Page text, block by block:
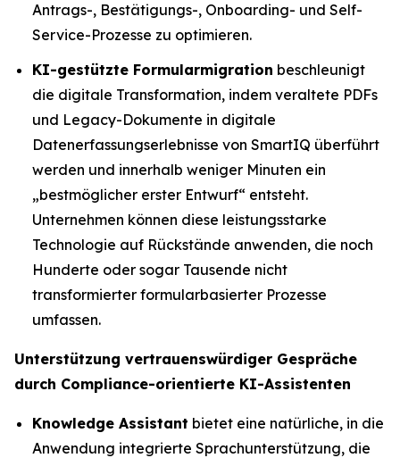
Antrags-, Bestätigungs-, Onboarding- und Self-
Service-Prozesse zu optimieren.
KI-gestützte Formularmigration beschleunigt
die digitale Transformation, indem veraltete PDFs
und Legacy-Dokumente in digitale
Datenerfassungserlebnisse von SmartIQ überführt
werden und innerhalb weniger Minuten ein
„bestmöglicher erster Entwurf“ entsteht.
Unternehmen können diese leistungsstarke
Technologie auf Rückstände anwenden, die noch
Hunderte oder sogar Tausende nicht
transformierter formularbasierter Prozesse
umfassen.
Unterstützung vertrauenswürdiger Gespräche
durch Compliance-orientierte KI-Assistenten
Knowledge Assistant bietet eine natürliche, in die
Anwendung integrierte Sprachunterstützung, die